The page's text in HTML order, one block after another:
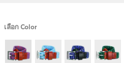
เลือก Color